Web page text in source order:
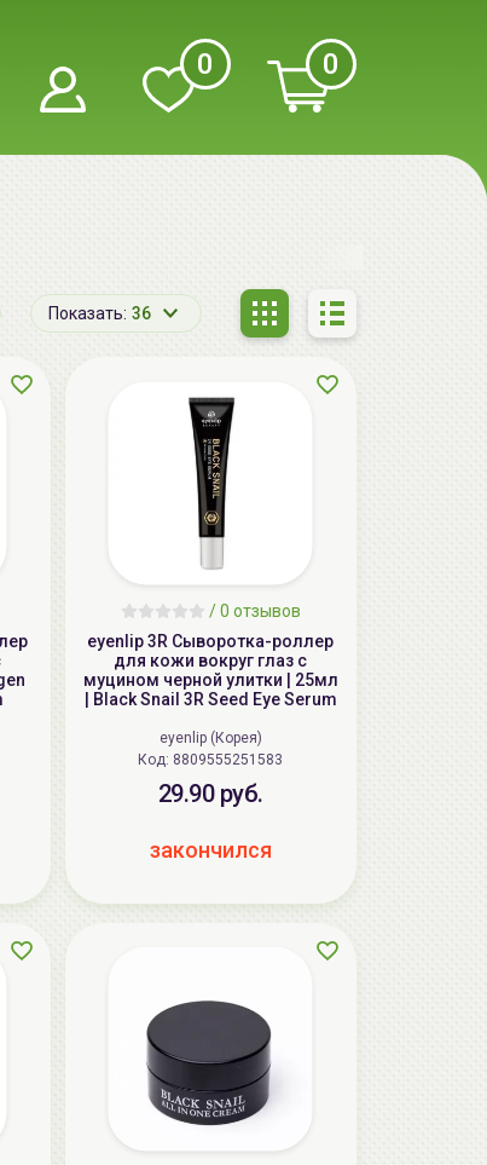
0 0
Показать: 36
/0 отзывов
eyenlip 3R Сыворотка-роллер
для кожи вокруг глаз с
муцином черной улитки | 25мл
| Black Snail 3R Seed Eye Serum
eyenlip (Корея)
Код: 8809555251583
29.90 руб.
закончился